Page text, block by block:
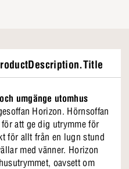
umgänge utomhus
Horizon. Hörnsoffan
att ge dig utrymme för
för allt från en lugn stund
med vänner. Horizon
oavsett om